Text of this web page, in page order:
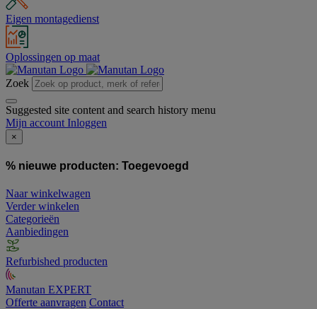
Eigen montagedienst
Oplossingen op maat
Zoek
Suggested site content and search history menu
Mijn account Inloggen
×
% nieuwe producten: Toegevoegd
Naar winkelwagen
Verder winkelen
Categorieën
Aanbiedingen
Refurbished producten
Manutan EXPERT
Offerte aanvragen Contact